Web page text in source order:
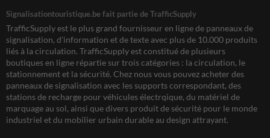
Signalisationtouristique.be fait partie de TrafficSupply
TrafficSupply est le plus grand fournisseur en ligne de panneaux de
signalisation, d'information et de texte avec plus de 10.000 produits
liés à la circulation. TrafficSupply est constitué de plusieurs
boutiques en ligne répartie sur trois catégories : la circulation, le
stationnement et la sécurité. Chez nous vous pouvez acheter des
panneaux de signalisation avec les supports correspondant, des
stations de recharge pour véhicules électrqique, du matériel de
marquage au sol, ainsi que divers produit de sécurité pour le monde
industriel et du mobilier urbain durable au design attrayant.